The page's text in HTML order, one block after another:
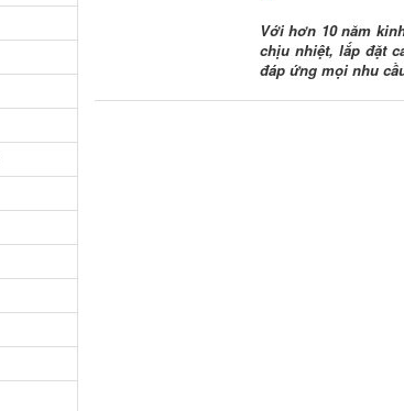
Với hơn 10 năm
chịu nhiệt, lắp đặt
đáp ứng mọi nhu